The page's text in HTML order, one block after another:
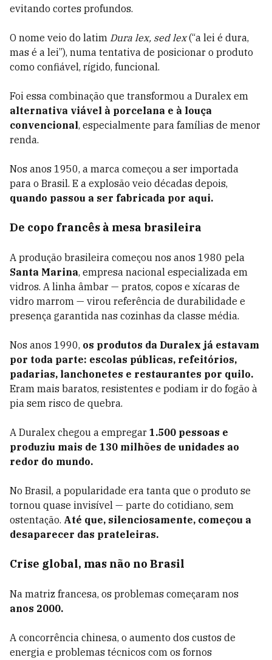
evitando cortes profundos.
O nome veio do latim Dura lex, sed lex(“a lei é dura,
mas é a lei”), numa tentativa de posicionar o produto
como confiável, rígido, funcional.
Foi essa combinação que transformou a Duralex em
alternativa viável à porcelana e à louça
convencional, especialmente para famílias de menor
renda.
Nos anos 1950, a marca começou a ser importada
para o Brasil. E a explosão veio décadas depois,
quando passou a ser fabricada por aqui.
De copo francês à mesa brasileira
A produção brasileira começou nos anos 1980 pela
Santa Marina, empresa nacional especializada em
vidros. A linha âmbar — pratos, copos e xícaras de
vidro marrom — virou referência de durabilidade e
presença garantida nas cozinhas da classe média.
Nos anos 1990, os produtos da Duralex já estavam
por toda parte: escolas públicas, refeitórios,
padarias, lanchonetes e restaurantes por quilo.
Eram mais baratos, resistentes e podiam ir do fogão à
pia sem risco de quebra.
A Duralex chegou a empregar 1.500 pessoas e
produziu mais de 130 milhões de unidades ao
redor do mundo.
No Brasil, a popularidade era tanta que o produto se
tornou quase invisível — parte do cotidiano, sem
ostentação. Até que, silenciosamente, começou a
desaparecer das prateleiras.
Crise global, mas não no Brasil
Na matriz francesa, os problemas começaram nos
anos 2000.
A concorrência chinesa, o aumento dos custos de
energia e problemas técnicos com os fornos